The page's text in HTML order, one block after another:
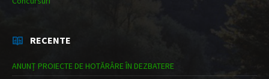
RECENTE
ANUNȚ PROIECTE DE HOTĂRÂRE ÎN DEZBATERE